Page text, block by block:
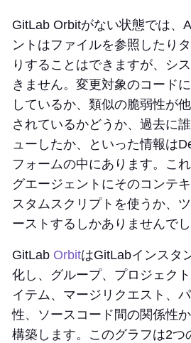
GitLab Orbitがない状態では、
ントはファイルを参照したり
りすることはできますが、シ
きません。変更対象のコード
しているか、類似の脆弱性が
されているかどうか、過去に
ューしたか、といった情報は
フォームの中にあります。こ
グエージェントにそのコンテ
スタムスクリプトを使うか、
ーストするしかありませんでし
GitLab OrbitはGitLabインスタ
化し、グループ、プロジェク
イテム、マージリクエスト、
性、ソースコード間の関係性
構築します。このグラフは2つ